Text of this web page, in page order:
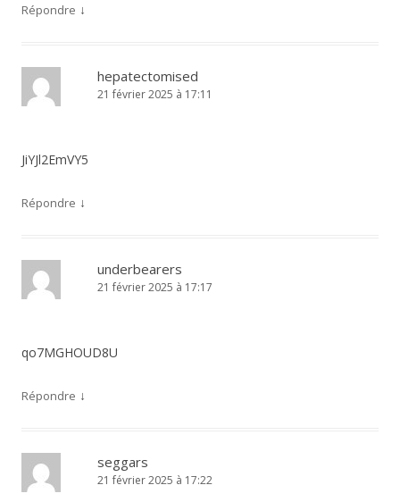
Répondre ↓
hepatectomised
21 février 2025 à 17:11
JiYJl2EmVY5
Répondre ↓
underbearers
21 février 2025 à 17:17
qo7MGHOUD8U
Répondre ↓
seggars
21 février 2025 à 17:22